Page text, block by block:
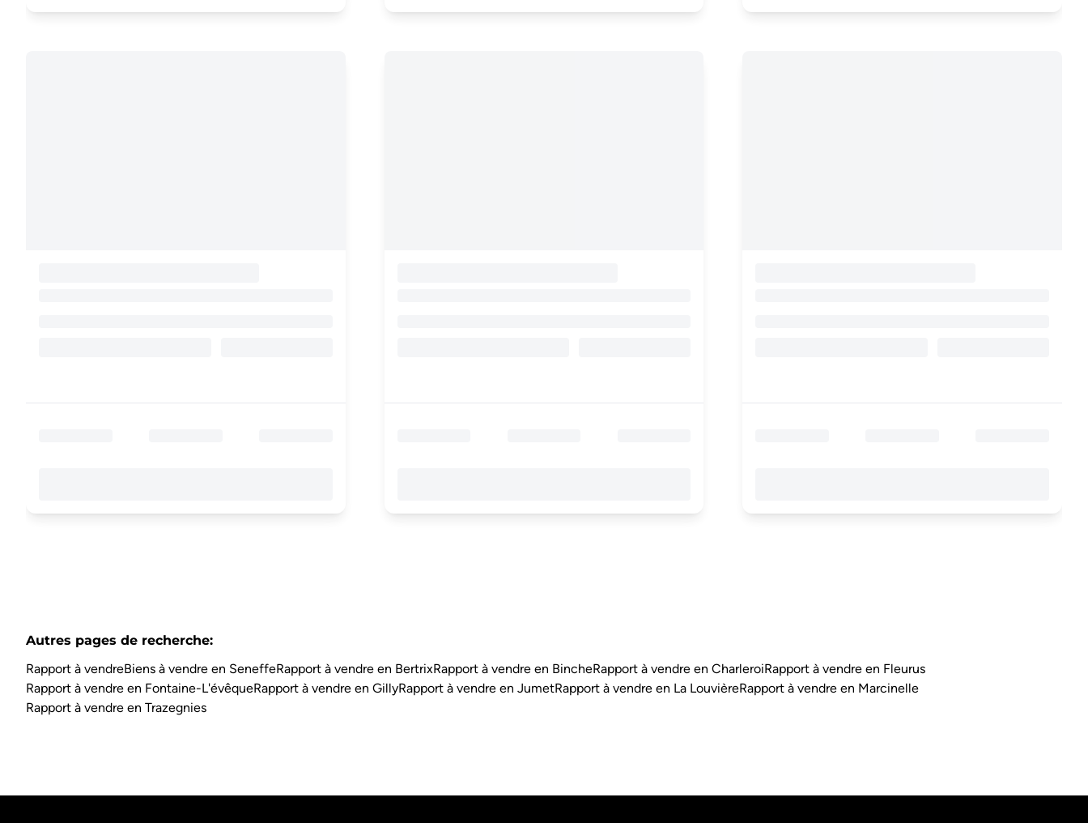
Autres pages de recherche:
Rapport à vendreBiens à vendre en SeneffeRapport à vendre en BertrixRapport à vendre en BincheRapport à vendre en CharleroiRapport à vendre en Fleurus
Rapport à vendre en Fontaine-L'évêqueRapport à vendre en GillyRapport à vendre en JumetRapport à vendre en La LouvièreRapport à vendre en Marcinelle
Rapport à vendre en Trazegnies